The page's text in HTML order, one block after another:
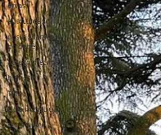
ervas
autocuidado
posicionamento
do bebê
autoconhecimento
hipnose
TPM
ciclo menstrual
ser mulher